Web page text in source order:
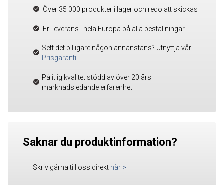
Över 35 000 produkter i lager och redo att skickas
Fri leverans i hela Europa på alla beställningar
Sett det billigare någon annanstans? Utnyttja vår
Prisgaranti!
Pålitlig kvalitet stödd av över 20 års
marknadsledande erfarenhet
Saknar du produktinformation?
Skriv gärna till oss direkt här >